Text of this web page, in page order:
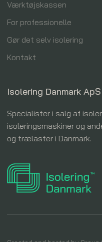
Værktøjskassen
For professionelle
Gør det selv isolering
Kontakt
Isolering Danmark ApS
Specialister i salg af
isoleringsmaskiner og
og trælaster i Danmark.